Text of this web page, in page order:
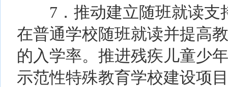
7．推动建立随班就读支
在普通学校随班就读并提高
的入学率。推进残疾儿童少
示范性特殊教育学校建设项